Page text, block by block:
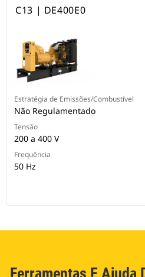
C13 | DE400E0
Estratégia de Emissões/Combustível
Não Regulamentado
Tensão
200 a 400 V
Frequência
50 Hz